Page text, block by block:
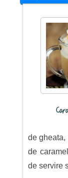
de gheata,
de
de servire